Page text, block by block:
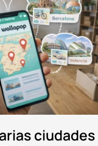
ciudades